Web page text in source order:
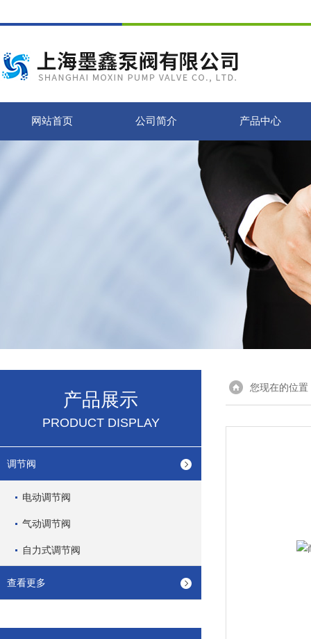
网站首页 公司简介 产品中心
产品展示
PRODUCT DISPLAY
调节阀
电动调节阀
气动调节阀
自力式调节阀
查看更多
您现在的位置